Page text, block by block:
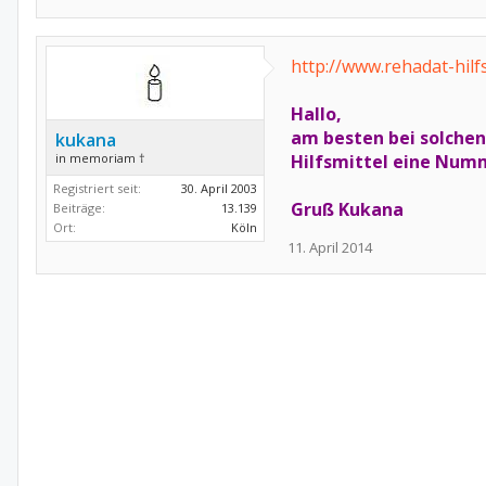
kukana
in memoriam †
Registriert seit:
30. April 2003
Beiträge:
13.139
Ort:
Köln
http://www.rehadat-
Hallo,
am besten bei
Hilfsmittel eine
Gruß Kukana
11. April 2014